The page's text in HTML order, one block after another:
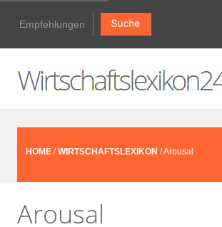
Empfehlungen
HOME /WIRTSCHAFTSLEXIKON / Arousal
Arousal